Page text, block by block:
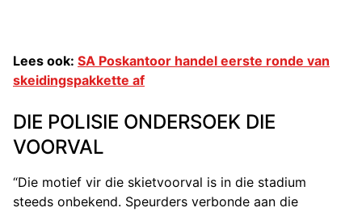
Lees ook: SA Poskantoor handel eerste ronde van
skeidingspakkette af
DIE POLISIE ONDERSOEK DIE
VOORVAL
“Die motief vir die skietvoorval is in die stadium
steeds onbekend. Speurders verbonde aan die